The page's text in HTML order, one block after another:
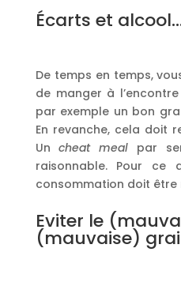
Écarts et
De temps en temps,
de manger à
par exemple un bon
En revanche, cela doit
Uncheat meal par
raisonnable. Pour ce
consommation doit être
Eviter le
(mauvaise)